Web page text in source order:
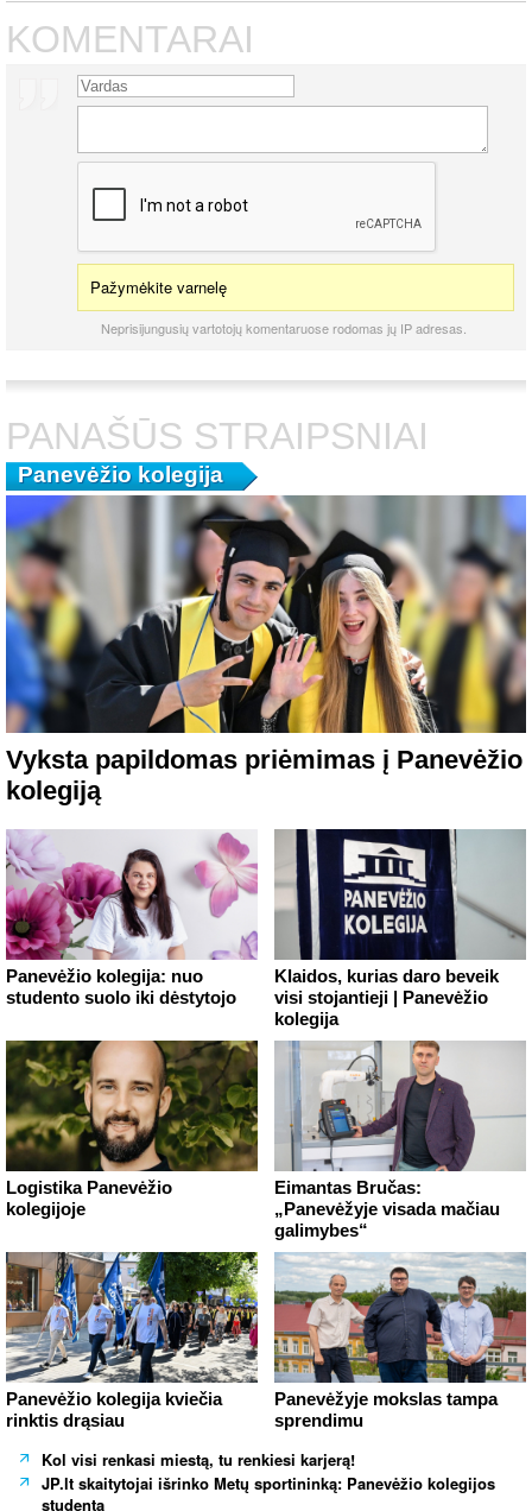
KOMENTARAI
Pažymėkite varnelę
Neprisijungusių vartotojų komentaruose rodomas jų IP adresas.
PANAŠŪS STRAIPSNIAI
Panevėžio kolegija
Vyksta papildomas priėmimas į Panevėžio
kolegiją
Panevėžio kolegija: nuo
studento suolo iki dėstytojo
Klaidos, kurias daro beveik
visi stojantieji | Panevėžio
kolegija
Logistika Panevėžio
kolegijoje
Eimantas Bručas:
„Panevėžyje visada mačiau
galimybes“
Panevėžio kolegija kviečia
rinktis drąsiau
Panevėžyje mokslas tampa
sprendimu
Kol visi renkasi miestą, tu renkiesi karjerą!
JP.lt skaitytojai išrinko Metų sportininką: Panevėžio kolegijos
studentą